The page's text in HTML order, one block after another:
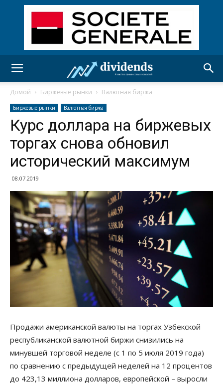
Домой Биржевые рынки Валютная биржа
Биржевые рынки Валютная биржа
Курс доллара на биржевых
торгах снова обновил
исторический максимум
08.07.2019
Продажи американской валюты на торгах Узбекской
республиканской валютной биржи снизились на
минувшей торговой неделе (с 1 по 5 июля 2019 года)
по сравнению с предыдущей неделей на 12 процентов
до 423,13 миллиона долларов, европейской – выросли